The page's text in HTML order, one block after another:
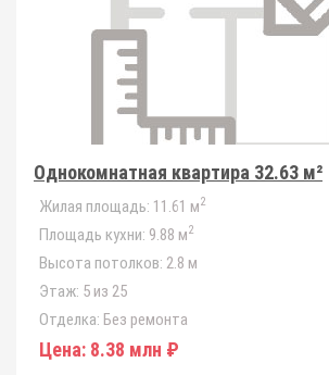
Однокомнатная квартира 32.63 м²
Жилая площадь: 11.61 м2
Площадь кухни: 9.88 м2
Высота потолков: 2.8 м
Этаж: 5 из 25
Отделка: Без ремонта
Цена: 8.38 млн ₽